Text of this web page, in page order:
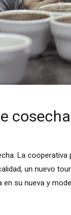
La
un nuevo
su nueva y